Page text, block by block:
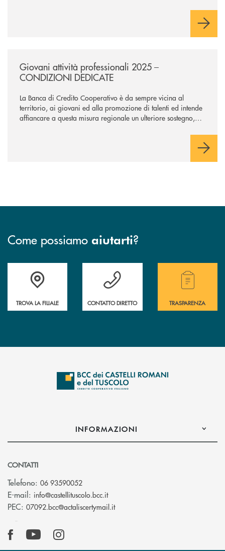
Giovani attività professionali 2025 –
CONDIZIONI DEDICATE
La Banca di Credito Cooperativo è da sempre vicina al
territorio, ai giovani ed alla promozione di talenti ed intende
affiancare a questa misura regionale un ulteriore sostegno,
Come possiamo aiutarti?
Accedi all' elenco completo delle filiali della Bcc.
TROVA LA FILIALE
Hai bisogno di assistenza immediata?
CONTATTO DIRETTO
Hai bisogno di
TRASPARENZA
INFORMAZIONI
CONTATTI
Telefono: 06 93590052
E-mail: info@castellituscolo.bcc.it(si apre l’app di posta elettronica)
PEC: 07092.bcc@actaliscertymail.it(si apre l’app di posta